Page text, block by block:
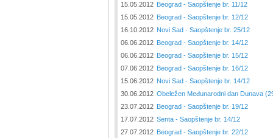
15.05.2012 Beograd - Saopštenje br. 11/12
15.05.2012 Beograd - Saopštenje br. 12/12
16.10.2012 Novi Sad - Saopštenje br. 25/12
06.06.2012 Beograd - Saopštenje br. 14/12
06.06.2012 Beograd - Saopštenje br. 15/12
07.06.2012 Beograd - Saopštenje br. 16/12
15.06.2012 Novi Sad - Saopštenje br. 14/12
30.06.2012 Obeležen Međunarodni dan Dunava
23.07.2012 Beograd - Saopštenje br. 19/12
17.07.2012 Senta - Saopštenje br. 14/12
27.07.2012 Beograd - Saopštenje br. 22/12